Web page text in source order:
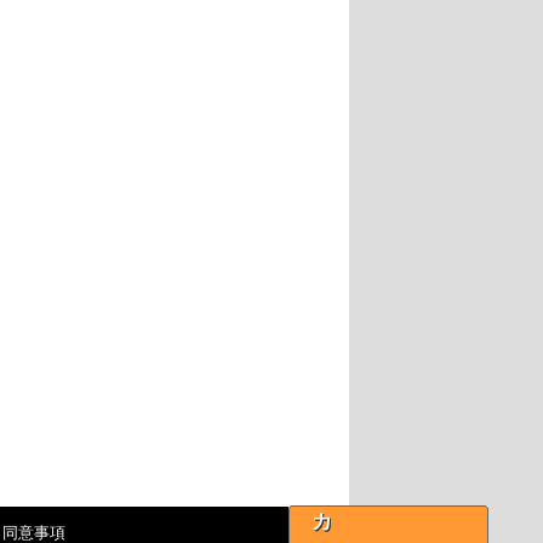
カ
意事項